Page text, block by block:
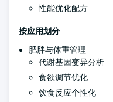
性能优化配方
按应用划分
肥胖与体重管理
代谢基因变异分析
食欲调节优化
饮食反应个性化